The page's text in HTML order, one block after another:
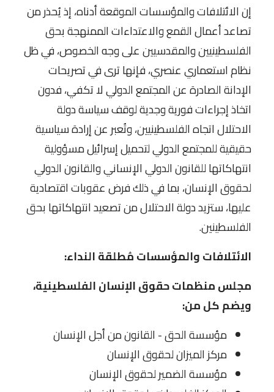
إن الائتلافات والمؤسسات الموقعة أدناه، إذ يُحذر من
تصاعد أعمال القمع والاعتداءات الممنهجة بحق
الفلسطينيين والمقدسيين على وجه الخصوص، في ظل
نظام استعماري عنصري، فإنها ترى في تصريحات
الإدانة الصادرة عن المجتمع الدولي لا تكفي، فدون
اتخاذ إجراءات فورية وجدية لوقف سياسة دولة
الاحتلال اتجاه الفلسطينيين، وتُعبر عن إرادة سياسية
حقيقية للمجتمع الدولي لتحميل إسرائيل مسؤولية
انتهاكاتها للقانون الدولي الإنساني والقانون الدولي
لحقوق الإنسان، بما في ذلك فرض عقوبات اقتصادية
عليها، ستزيد دولة الاحتلال من تصعيد انتهاكاتها بحق
الفلسطينين.
الائتلافات والمؤسسات مُطلقة النداء:
مجلس منظمات حقوق الإنسان الفلسطينية،
ويضم كل من:
مؤسسة الحق - القانون من أجل الإنسان
مركز الميزان لحقوق الإنسان
مؤسسة الضمير لحقوق الإنسان